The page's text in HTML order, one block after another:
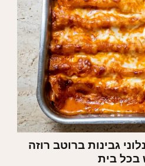
גבינות ברוטב רוזה
בכל בית